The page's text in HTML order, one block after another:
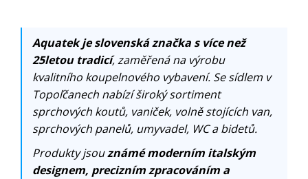
Aquatek je slovenská značka s více než
25letou tradicí, zaměřená na výrobu
kvalitního koupelnového vybavení. Se sídlem v
Topoľčanech nabízí široký sortiment
sprchových koutů, vaniček, volně stojících van,
sprchových panelů, umyvadel, WC a bidetů.
Produkty jsouznámé moderním italským
designem, precizním zpracováním a